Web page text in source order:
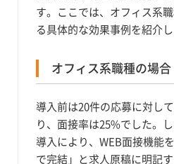
す。ここでは、オフィス系
る具体的な効果事例を紹介し
オフィス系職種の場合
導入前は20件の応募に対し
り、面接率は25%でした。
導入により、WEB面接機能
で完結」と求人原稿に明記す